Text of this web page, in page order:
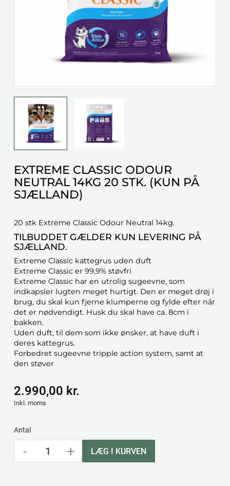
EXTREME CLASSIC ODOUR
NEUTRAL 14KG 20 STK. (KUN PÅ
SJÆLLAND)
20 stk Extreme Classic Odour Neutral 14kg.
TILBUDDET GÆLDER KUN LEVERING PÅ
SJÆLLAND.
Extreme Classic kattegrus uden duft
Extreme Classic er 99,9% støvfri
Extreme Classic har en utrolig sugeevne, som
indkapsler lugten meget hurtigt. Den er meget drøj i
brug, du skal kun fjerne klumperne og fylde efter når
det er nødvendigt. Husk du skal have ca. 8cm i
bakken.
Uden duft, til dem som ikke ønsker, at have duft i
deres kattegrus.
Forbedret sugeevne tripple action system, samt at
den støver
2.990,00 kr.
Inkl. moms
Antal
- + LÆG I KURVEN